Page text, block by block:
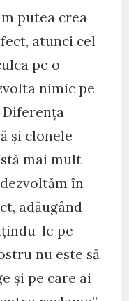
putea crea
atunci cel
pe o
nimic pe
și clonele
mai mult
în
adăugând
le pe
nu este să
și pe care ai